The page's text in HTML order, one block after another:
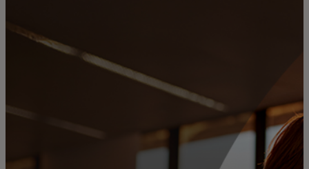
Για επιχειρήσεις
Για καινοτόμους